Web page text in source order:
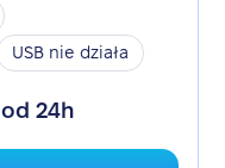
USB nie działa
od 24h